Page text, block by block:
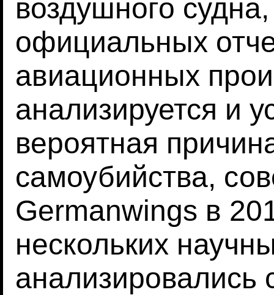
воздушного
официальных
авиационных
анализируется и
вероятная
самоубийства,
Germanwings в
нескольких
анализировались